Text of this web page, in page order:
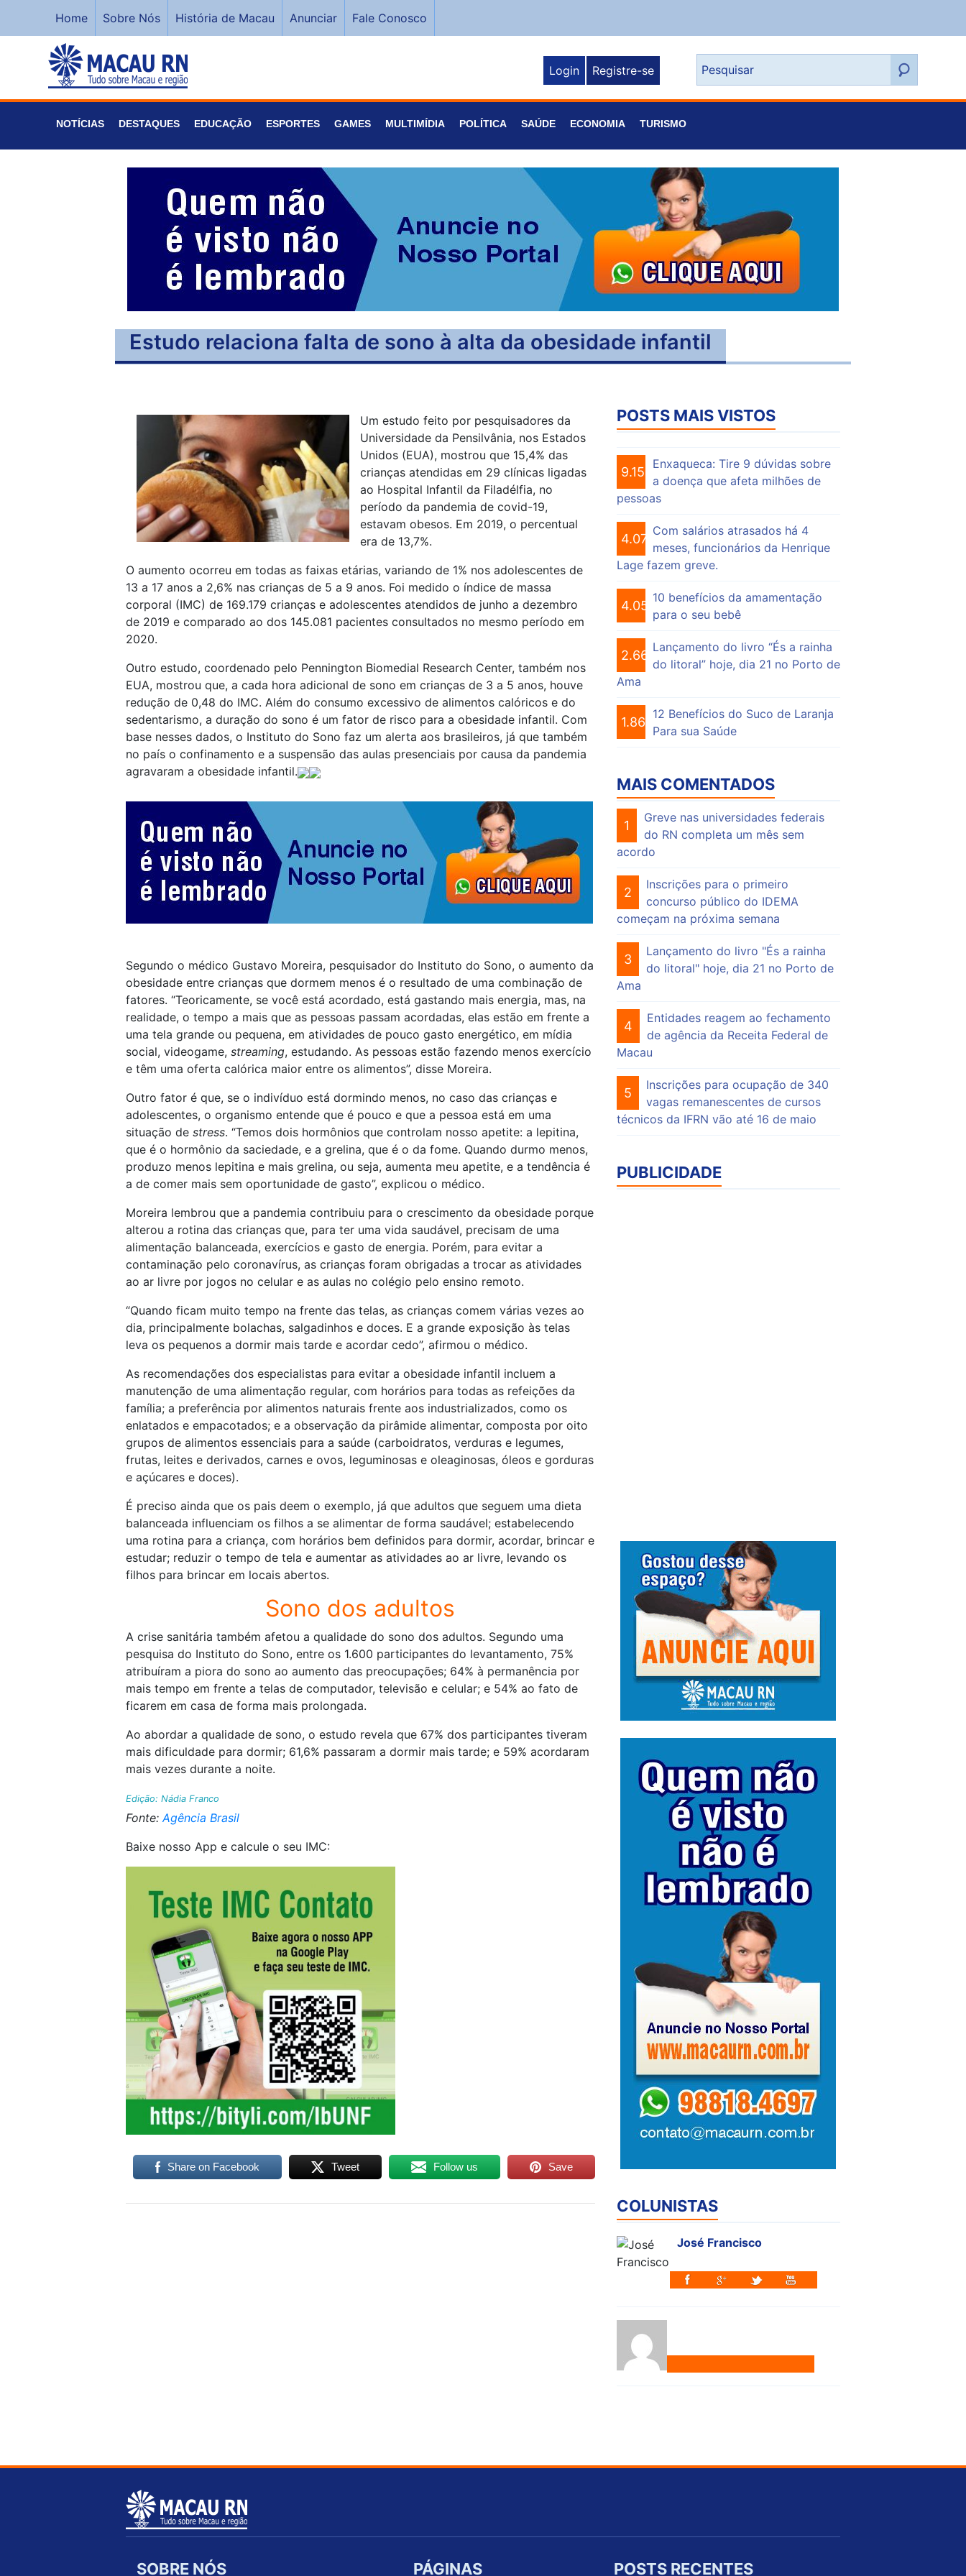
Home Sobre Nós História de Macau Anunciar Fale Conosco
Login Registre-se
NOTÍCIAS DESTAQUES EDUCAÇÃO ESPORTES GAMES MULTIMÍDIA POLÍTICA SAÚDE ECONOMIA TURISMO
Estudo relaciona falta de sono à alta da obesidade infantil
Um estudo feito por pesquisadores da
Universidade da Pensilvânia, nos Estados
Unidos (EUA), mostrou que 15,4% das
crianças atendidas em 29 clínicas ligadas
ao Hospital Infantil da Filadélfia, no
período da pandemia de covid-19,
estavam obesos. Em 2019, o percentual
era de 13,7%.
O aumento ocorreu em todas as faixas etárias, variando de 1% nos adolescentes de
13 a 17 anos a 2,6% nas crianças de 5 a 9 anos. Foi medido o índice de massa
corporal (IMC) de 169.179 crianças e adolescentes atendidos de junho a dezembro
de 2019 e comparado ao dos 145.081 pacientes consultados no mesmo período em
2020.
Outro estudo, coordenado pelo Pennington Biomedial Research Center, também nos
EUA, mostrou que, a cada hora adicional de sono em crianças de 3 a 5 anos, houve
redução de 0,48 do IMC. Além do consumo excessivo de alimentos calóricos e do
sedentarismo, a duração do sono é um fator de risco para a obesidade infantil. Com
base nesses dados, o Instituto do Sono faz um alerta aos brasileiros, já que também
no país o confinamento e a suspensão das aulas presenciais por causa da pandemia
agravaram a obesidade infantil.
Segundo o médico Gustavo Moreira, pesquisador do Instituto do Sono, o aumento da
obesidade entre crianças que dormem menos é o resultado de uma combinação de
fatores. “Teoricamente, se você está acordado, está gastando mais energia, mas, na
realidade, o tempo a mais que as pessoas passam acordadas, elas estão em frente a
uma tela grande ou pequena, em atividades de pouco gasto energético, em mídia
social, videogame, streaming, estudando. As pessoas estão fazendo menos exercício
e têm uma oferta calórica maior entre os alimentos”, disse Moreira.
Outro fator é que, se o indivíduo está dormindo menos, no caso das crianças e
adolescentes, o organismo entende que é pouco e que a pessoa está em uma
situação de stress. “Temos dois hormônios que controlam nosso apetite: a lepitina,
que é o hormônio da saciedade, e a grelina, que é o da fome. Quando durmo menos,
produzo menos lepitina e mais grelina, ou seja, aumenta meu apetite, e a tendência é
a de comer mais sem oportunidade de gasto”, explicou o médico.
Moreira lembrou que a pandemia contribuiu para o crescimento da obesidade porque
alterou a rotina das crianças que, para ter uma vida saudável, precisam de uma
alimentação balanceada, exercícios e gasto de energia. Porém, para evitar a
contaminação pelo coronavírus, as crianças foram obrigadas a trocar as atividades
ao ar livre por jogos no celular e as aulas no colégio pelo ensino remoto.
“Quando ficam muito tempo na frente das telas, as crianças comem várias vezes ao
dia, principalmente bolachas, salgadinhos e doces. E a grande exposição às telas
leva os pequenos a dormir mais tarde e acordar cedo”, afirmou o médico.
As recomendações dos especialistas para evitar a obesidade infantil incluem a
manutenção de uma alimentação regular, com horários para todas as refeições da
família; a preferência por alimentos naturais frente aos industrializados, como os
enlatados e empacotados; e a observação da pirâmide alimentar, composta por oito
grupos de alimentos essenciais para a saúde (carboidratos, verduras e legumes,
frutas, leites e derivados, carnes e ovos, leguminosas e oleaginosas, óleos e gorduras
e açúcares e doces).
É preciso ainda que os pais deem o exemplo, já que adultos que seguem uma dieta
balanceada influenciam os filhos a se alimentar de forma saudável; estabelecendo
uma rotina para a criança, com horários bem definidos para dormir, acordar, brincar e
estudar; reduzir o tempo de tela e aumentar as atividades ao ar livre, levando os
filhos para brincar em locais abertos.
Sono dos adultos
A crise sanitária também afetou a qualidade do sono dos adultos. Segundo uma
pesquisa do Instituto do Sono, entre os 1.600 participantes do levantamento, 75%
atribuíram a piora do sono ao aumento das preocupações; 64% à permanência por
mais tempo em frente a telas de computador, televisão e celular; e 54% ao fato de
ficarem em casa de forma mais prolongada.
Ao abordar a qualidade de sono, o estudo revela que 67% dos participantes tiveram
mais dificuldade para dormir; 61,6% passaram a dormir mais tarde; e 59% acordaram
mais vezes durante a noite.
Edição: Nádia Franco
Fonte:Agência Brasil
Baixe nosso App e calcule o seu IMC:
Share on Facebook Tweet Follow us Save
POSTS MAIS VISTOS
9.159
Enxaqueca: Tire 9 dúvidas sobre
a doença que afeta milhões de
pessoas
4.076
Com salários atrasados há 4
meses, funcionários da Henrique
Lage fazem greve.
4.056
10 benefícios da amamentação
para o seu bebê
2.662
Lançamento do livro “És a rainha
do litoral” hoje, dia 21 no Porto de
Ama
1.864
12 Benefícios do Suco de Laranja
Para sua Saúde
MAIS COMENTADOS
1
Greve nas universidades federais
do RN completa um mês sem
acordo
2
Inscrições para o primeiro
concurso público do IDEMA
começam na próxima semana
3
Lançamento do livro "És a rainha
do litoral" hoje, dia 21 no Porto de
Ama
4
Entidades reagem ao fechamento
de agência da Receita Federal de
Macau
5
Inscrições para ocupação de 340
vagas remanescentes de cursos
técnicos da IFRN vão até 16 de maio
PUBLICIDADE
COLUNISTAS
José Francisco
SOBRE NÓS PÁGINAS POSTS RECENTES